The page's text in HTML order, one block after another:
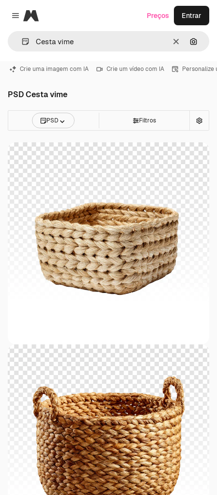
Close menu
Magnific
Limpar
Preços Entrar
Crie uma imagem com IA Crie um vídeo com IA Personalize
PSD Cesta vime
PSD Filtros